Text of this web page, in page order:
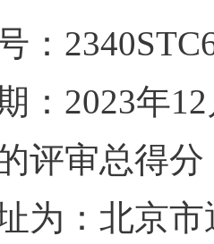
：
：2023年
评审总得分
为：北京